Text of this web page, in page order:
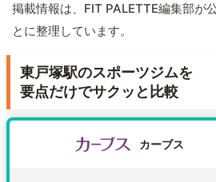
掲載情報は、FIT PALETTE編集部が
とに整理しています。
東戸塚駅のスポーツジムを
要点だけでサクッと比較
カーブス